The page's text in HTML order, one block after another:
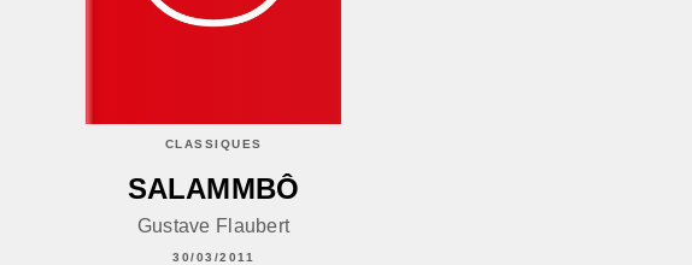
CLASSIQUES
SALAMMBÔ
Gustave Flaubert
30/03/2011